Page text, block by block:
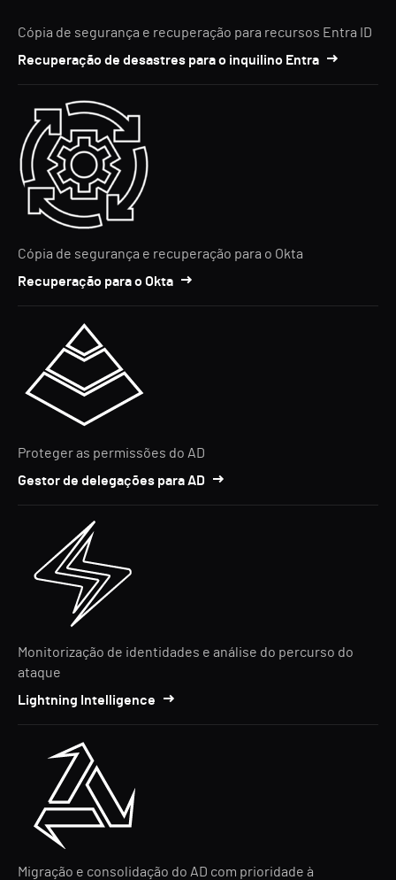
Cópia de segurança e recuperação para recursos Entra ID
Recuperação de desastres para o inquilino Entra
Cópia de segurança e recuperação para o Okta
Recuperação para o Okta
Proteger as permissões do AD
Gestor de delegações para AD
Monitorização de identidades e análise do percurso do
ataque
Lightning Intelligence
Migração e consolidação do AD com prioridade à